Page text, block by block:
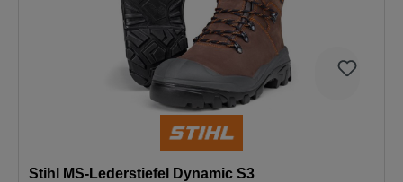
Stihl MS-Lederstiefel Dynamic S3